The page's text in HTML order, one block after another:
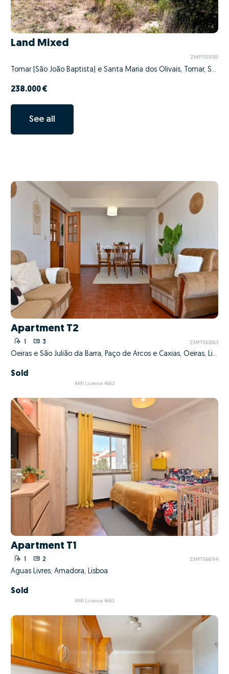
Land Mixed
ZMPT559351
Tomar (São João Baptista) e Santa Maria dos Olivais, Tomar, Santarém
238.000 €
See all
Apartment T2
3 ZMPT562663
Oeiras e São Julião da Barra, Paço de Arcos e Caxias, Oeiras, Lisboa
Sold
AMI License 4662
Apartment T1
1 2 ZMPT566194
Águas Livres, Amadora, Lisboa
Sold
AMI License 4662